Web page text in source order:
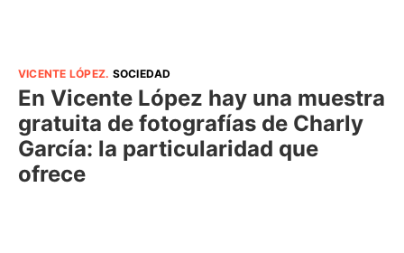
VICENTE LÓPEZ. SOCIEDAD
En Vicente López hay una muestra
gratuita de fotografías de Charly
García: la particularidad que
ofrece